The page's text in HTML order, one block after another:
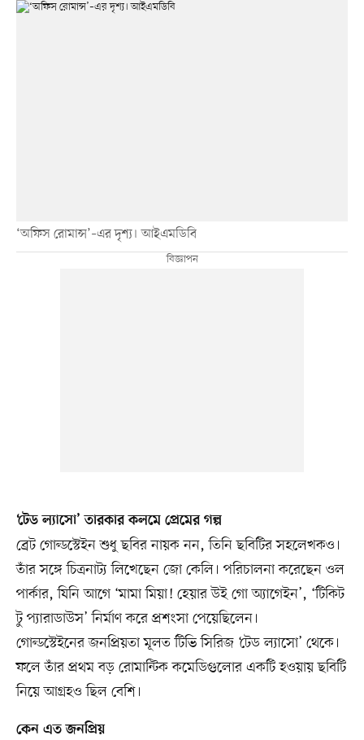
‘অফিস রোমান্স’–এর দৃশ্য। আইএমডিবি
‘টেড ল্যাসো’ তারকার কলমে প্রেমের গল্প
ব্রেট গোল্ডস্টেইন শুধু ছবির নায়ক নন, তিনি ছবিটির সহলেখকও।
তাঁর সঙ্গে চিত্রনাট্য লিখেছেন জো কেলি। পরিচালনা করেছেন ওল
পার্কার, যিনি আগে ‘মামা মিয়া! হেয়ার উই গো অ্যাগেইন’, ‘টিকিট
টু প্যারাডাউস’ নির্মাণ করে প্রশংসা পেয়েছিলেন।
গোল্ডস্টেইনের জনপ্রিয়তা মূলত টিভি সিরিজ ‘টেড ল্যাসো’ থেকে।
ফলে তাঁর প্রথম বড় রোমান্টিক কমেডিগুলোর একটি হওয়ায় ছবিটি
নিয়ে আগ্রহও ছিল বেশি।
কেন এত জনপ্রিয়